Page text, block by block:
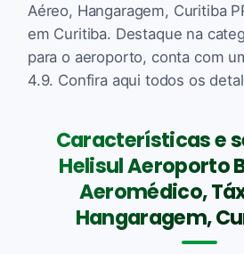
Aéreo, Hangaragem, Curitiba
em Curitiba. Destaque na
para o aeroporto, conta com
4.9. Confira aqui todos os
Características e
Helisul Aeroporto
Aeromédico,
Hangaragem,